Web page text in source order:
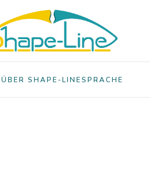
ÜBER SHAPE-LINESPRACHE